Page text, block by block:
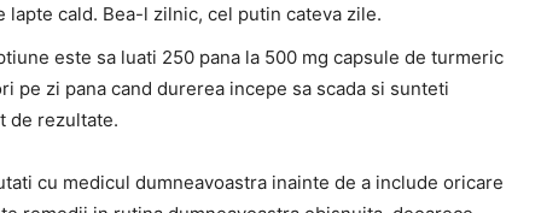
lapte cald. Bea-l zilnic, cel putin cateva zile.
este sa luati 250 pana la 500 mg capsule de turmeric
pe zi pana cand durerea incepe sa scada si sunteti
de rezultate.
cu medicul dumneavoastra inainte de a include oricare